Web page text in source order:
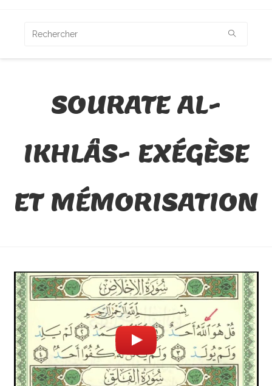
SOURATE AL-
IKHLÂS- EXÉGÈSE
ET MÉMORISATION